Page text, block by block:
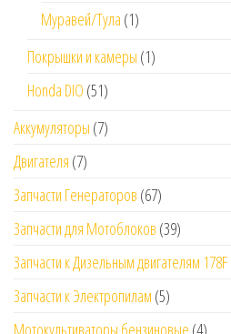
Муравей/Тула (1)
Покрышки и камеры (1)
Honda DIO (51)
Аккумуляторы (7)
Двигателя (7)
Запчасти Генераторов (67)
Запчасти для Мотоблоков (39)
Запчасти к Дизельным двигателям
Запчасти к Электропилам (5)